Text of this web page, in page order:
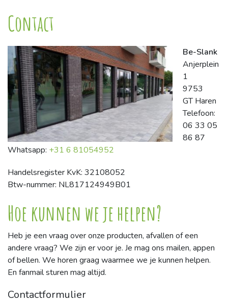
Contact
Be-Slank
Anjerplein
1
9753
GT Haren
Telefoon:
06 33 05
86 87
Whatsapp: +31 6 81054952
Handelsregister KvK: 32108052
Btw-nummer: NL817124949B01
Hoe kunnen we je helpen?
Heb je een vraag over onze producten, afvallen of een
andere vraag? We zijn er voor je. Je mag ons mailen, appen
of bellen. We horen graag waarmee we je kunnen helpen.
En fanmail sturen mag altijd.
Contactformulier